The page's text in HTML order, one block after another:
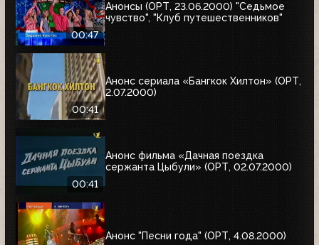
00:47
Анонсы (ОРТ, 23.06.2000) "Седьмое
чувство", "Клуб путешественников"
00:41
Анонс сериала «Бангкок Хилтон» (ОРТ,
2.07.2000)
00:41
Анонс фильма «Дачная поездка
сержанта Цыбули» (ОРТ, 02.07.2000)
Анонс "Песни года" (ОРТ, 4.08.2000)